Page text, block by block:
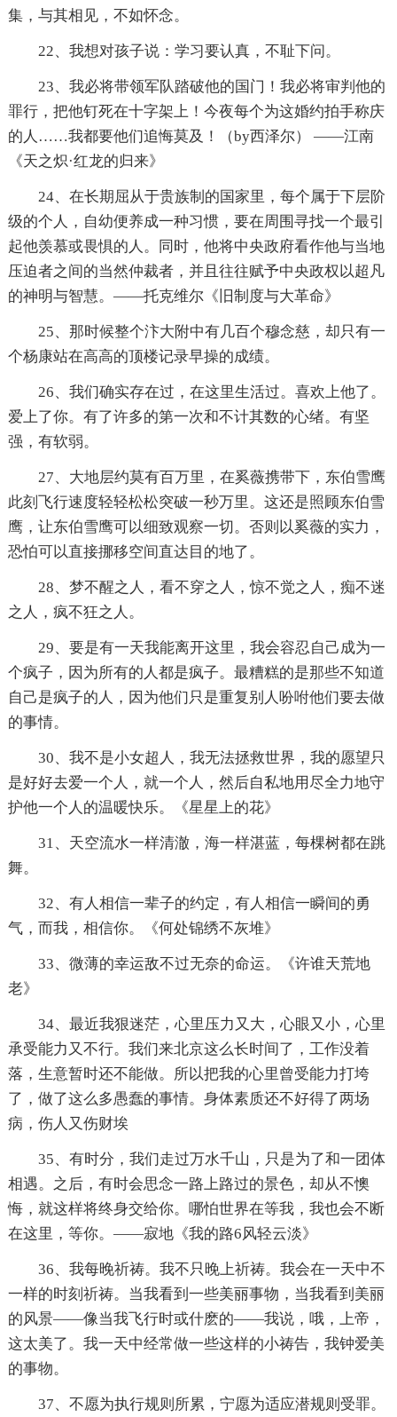
集，与其相见，不如怀念。
22、我想对孩子说：学习要认真，不耻下问。
23、我必将带领军队踏破他的国门！我必将审判他的
罪行，把他钉死在十字架上！今夜每个为这婚约拍手称庆
的人……我都要他们追悔莫及！（by西泽尔） ——江南
《天之炽·红龙的归来》
24、在长期屈从于贵族制的国家里，每个属于下层阶
级的个人，自幼便养成一种习惯，要在周围寻找一个最引
起他羡慕或畏惧的人。同时，他将中央政府看作他与当地
压迫者之间的当然仲裁者，并且往往赋予中央政权以超凡
的神明与智慧。——托克维尔《旧制度与大革命》
25、那时候整个汴大附中有几百个穆念慈，却只有一
个杨康站在高高的顶楼记录早操的成绩。
26、我们确实存在过，在这里生活过。喜欢上他了。
爱上了你。有了许多的第一次和不计其数的心绪。有坚
强，有软弱。
27、大地层约莫有百万里，在奚薇携带下，东伯雪鹰
此刻飞行速度轻轻松松突破一秒万里。这还是照顾东伯雪
鹰，让东伯雪鹰可以细致观察一切。否则以奚薇的实力，
恐怕可以直接挪移空间直达目的地了。
28、梦不醒之人，看不穿之人，惊不觉之人，痴不迷
之人，疯不狂之人。
29、要是有一天我能离开这里，我会容忍自己成为一
个疯子，因为所有的人都是疯子。最糟糕的是那些不知道
自己是疯子的人，因为他们只是重复别人吩咐他们要去做
的事情。
30、我不是小女超人，我无法拯救世界，我的愿望只
是好好去爱一个人，就一个人，然后自私地用尽全力地守
护他一个人的温暖快乐。《星星上的花》
31、天空流水一样清澈，海一样湛蓝，每棵树都在跳
舞。
32、有人相信一辈子的约定，有人相信一瞬间的勇
气，而我，相信你。《何处锦绣不灰堆》
33、微薄的幸运敌不过无奈的命运。《许谁天荒地
老》
34、最近我狠迷茫，心里压力又大，心眼又小，心里
承受能力又不行。我们来北京这么长时间了，工作没着
落，生意暂时还不能做。所以把我的心里曾受能力打垮
了，做了这么多愚蠢的事情。身体素质还不好得了两场
病，伤人又伤财埃
35、有时分，我们走过万水千山，只是为了和一团体
相遇。之后，有时会思念一路上路过的景色，却从不懊
悔，就这样将终身交给你。哪怕世界在等我，我也会不断
在这里，等你。——寂地《我的路6风轻云淡》
36、我每晚祈祷。我不只晚上祈祷。我会在一天中不
一样的时刻祈祷。当我看到一些美丽事物，当我看到美丽
的风景——像当我飞行时或什麽的——我说，哦，上帝，
这太美了。我一天中经常做一些这样的小祷告，我钟爱美
的事物。
37、不愿为执行规则所累，宁愿为适应潜规则受罪。